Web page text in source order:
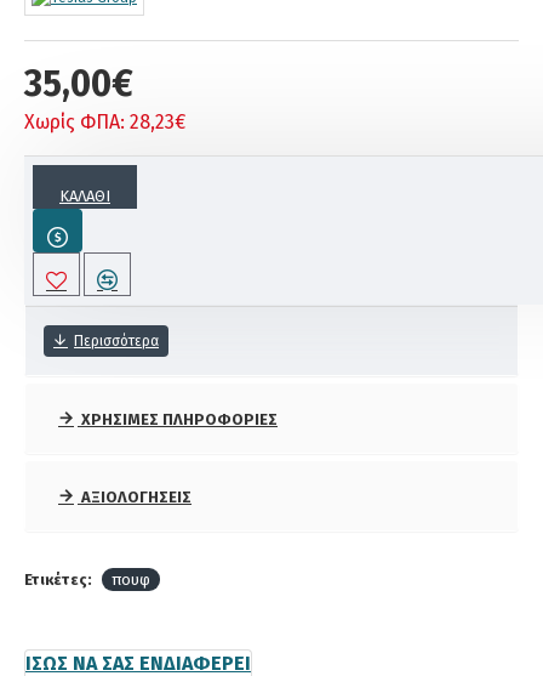
35,00€
Χωρίς ΦΠΑ: 28,23€
ΚΑΛΆΘΙ
Το προϊόν έχει ελάχιστη ποσότητα 3 τεμ.
ΠΕΡΙΓΡΑΦΗ
ΧΡΉΣΙΜΕΣ ΠΛΗΡΟΦΟΡΊΕΣ
ΑΞΙΟΛΟΓΉΣΕΙΣ
Ετικέτες: πουφ
ΊΣΩΣ ΝΑ ΣΑΣ ΕΝΔΙΑΦΈΡΕΙ